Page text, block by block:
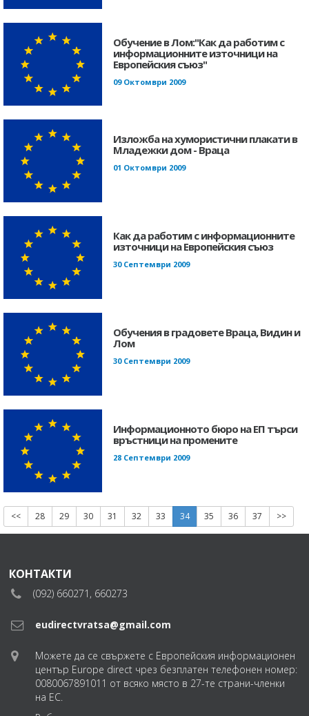
Обучение в Лом:"Как да работим с
информационните източници на
Европейския съюз"
09 Октомври 2009
Изложба на хумористични плакати в
Младежки дом - Враца
01 Октомври 2009
Как да работим с информационните
източници на Европейския съюз
30 Септември 2009
Обучения в градовете Враца, Видин и
Лом
30 Септември 2009
Информационното бюро на ЕП търси
връстници на промените
28 Септември 2009
<< 28 29 30 31 32 33 34 35 36 37 >>
КОНТАКТИ
(092) 660271, 660273
eudirectvratsa@gmail.com
Можете да се свържете с Европейския информационен
център Europe direct чрез безплатен телефонен номер:
0080067891011 от всяко място в 27-те страни-членки
на ЕС.